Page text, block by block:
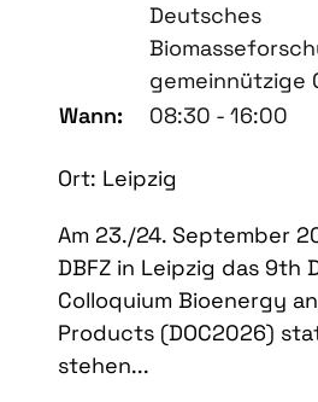
Deutsches
gemeinnützige
Wann:
08:30 - 16:00
Ort: Leipzig
Am 23./24. September
DBFZ in Leipzig das 9th
Colloquium Bioenergy
Products (DOC2026)
stehen...